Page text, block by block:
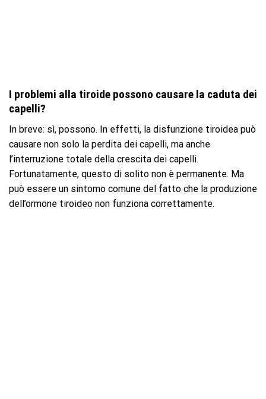
I problemi alla tiroide possono causare la caduta dei
capelli?
In breve: sì, possono. In effetti, la disfunzione tiroidea può
causare non solo la perdita dei capelli, ma anche
l’interruzione totale della crescita dei capelli.
Fortunatamente, questo di solito non è permanente. Ma
può essere un sintomo comune del fatto che la produzione
dell’ormone tiroideo non funziona correttamente.